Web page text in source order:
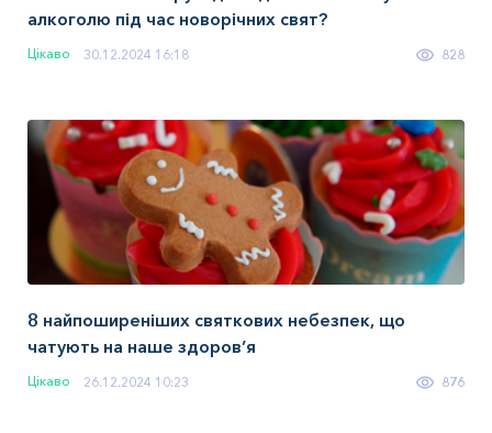
алкоголю під час новорічних свят?
Цікаво 30.12.2024 16:18 828
8 найпоширеніших святкових небезпек, що
чатують на наше здоров’я
Цікаво 26.12.2024 10:23 876